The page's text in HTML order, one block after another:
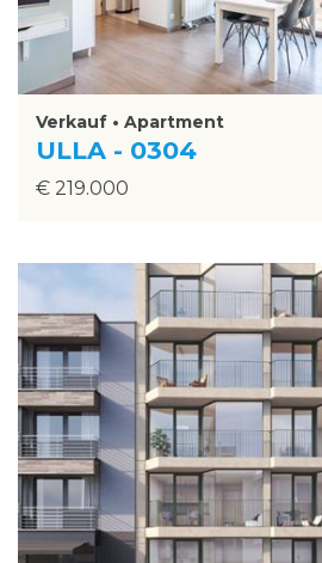
Verkauf • Apartment
ULLA - 0304
€ 219.000